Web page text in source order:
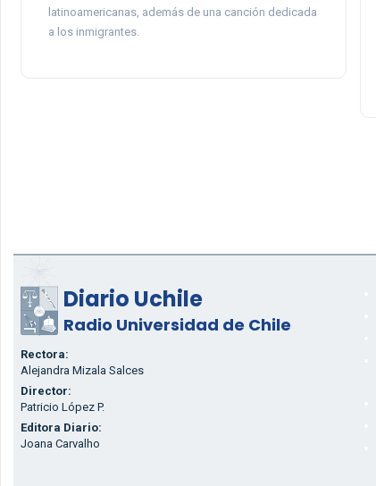
latinoamericanas, además de una canción dedicada
a los inmigrantes.
Diario Uchile
Radio Universidad de Chile
Rectora:
Alejandra Mizala Salces
Director:
Patricio López P.
Editora Diario:
Joana Carvalho